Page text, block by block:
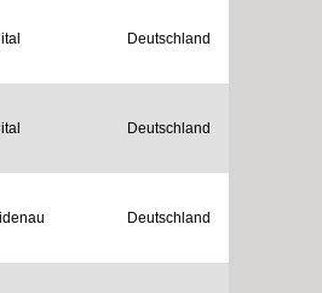
Deutschland
Deutschland
Deutschland